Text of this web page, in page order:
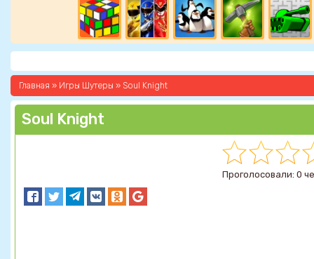
Главная » Игры Шутеры » Soul Knight
Soul Knight
Проголосовали: 0